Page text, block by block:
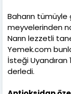
Baharın tümüyle
meyvelerinden
Narın lezzetli
Yemek.com
İsteği Uyandıran
derledi.